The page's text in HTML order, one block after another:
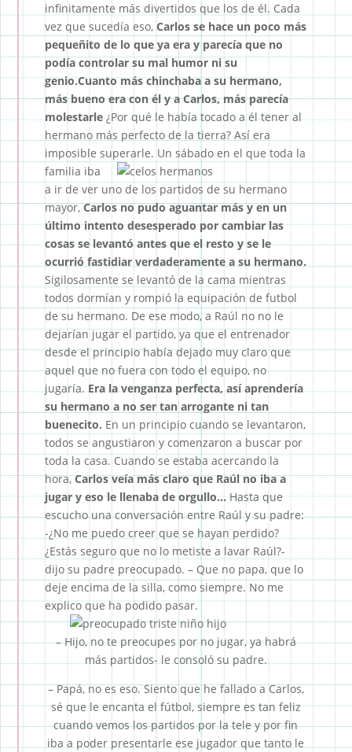
infinitamente más divertidos que los de él. Cada
vez que sucedía eso,Carlos se hace un poco más
pequeñito de lo que ya era y parecía que no
podía controlar su mal humor ni su
genio.Cuanto más chinchaba a su hermano,
más bueno era con él y a Carlos, más parecía
molestarle¿Por qué le había tocado a él tener al
hermano más perfecto de la tierra? Así era
imposible superarle. Un sábado en el que toda la
familia iba
a ir de ver uno de los partidos de su hermano
mayor,Carlos no pudo aguantar más y en un
último intento desesperado por cambiar las
cosas se levantó antes que el resto y se le
ocurrió fastidiar verdaderamente a su hermano.
Sigilosamente se levantó de la cama mientras
todos dormían y rompió la equipación de futbol
de su hermano. De ese modo, a Raúl no no le
dejarían jugar el partido, ya que el entrenador
desde el principio había dejado muy claro que
aquel que no fuera con todo el equipo, no
jugaría.Era la venganza perfecta, así aprendería
su hermano a no ser tan arrogante ni tan
buenecito. En un principio cuando se levantaron,
todos se angustiaron y comenzaron a buscar por
toda la casa. Cuando se estaba acercando la
hora,Carlos veía más claro que Raúl no iba a
jugar y eso le llenaba de orgullo… Hasta que
escucho una conversación entre Raúl y su padre:
-¿No me puedo creer que se hayan perdido?
¿Estás seguro que no lo metiste a lavar Raúl?-
dijo su padre preocupado. – Que no papa, que lo
deje encima de la silla, como siempre. No me
explico que ha podido pasar.
– Hijo, no te preocupes por no jugar, ya habrá
más partidos- le consoló su padre.
– Papá, no es eso. Siento que he fallado a Carlos,
sé que le encanta el fútbol, siempre es tan feliz
cuando vemos los partidos por la tele y por fin
iba a poder presentarle ese jugador que tanto le